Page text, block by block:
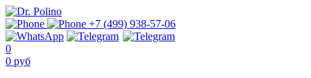
+7 (499) 938-57-06
0
0 руб